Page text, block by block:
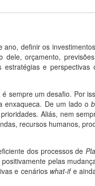
ano, definir os
dele, orçamento,
e perspectivas
sempre um desafio. Por
enxaqueca. De um lado o
. Aliás, nem
recursos humanos,
dos processos de
pelas
e cenários what-ife